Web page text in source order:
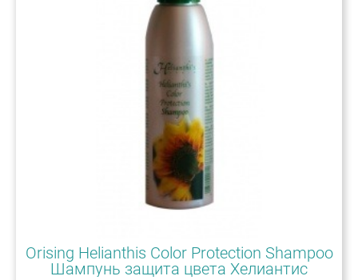
Orising Helianthis Color Protection Shampoo
Шампунь защита цвета Хелиантис